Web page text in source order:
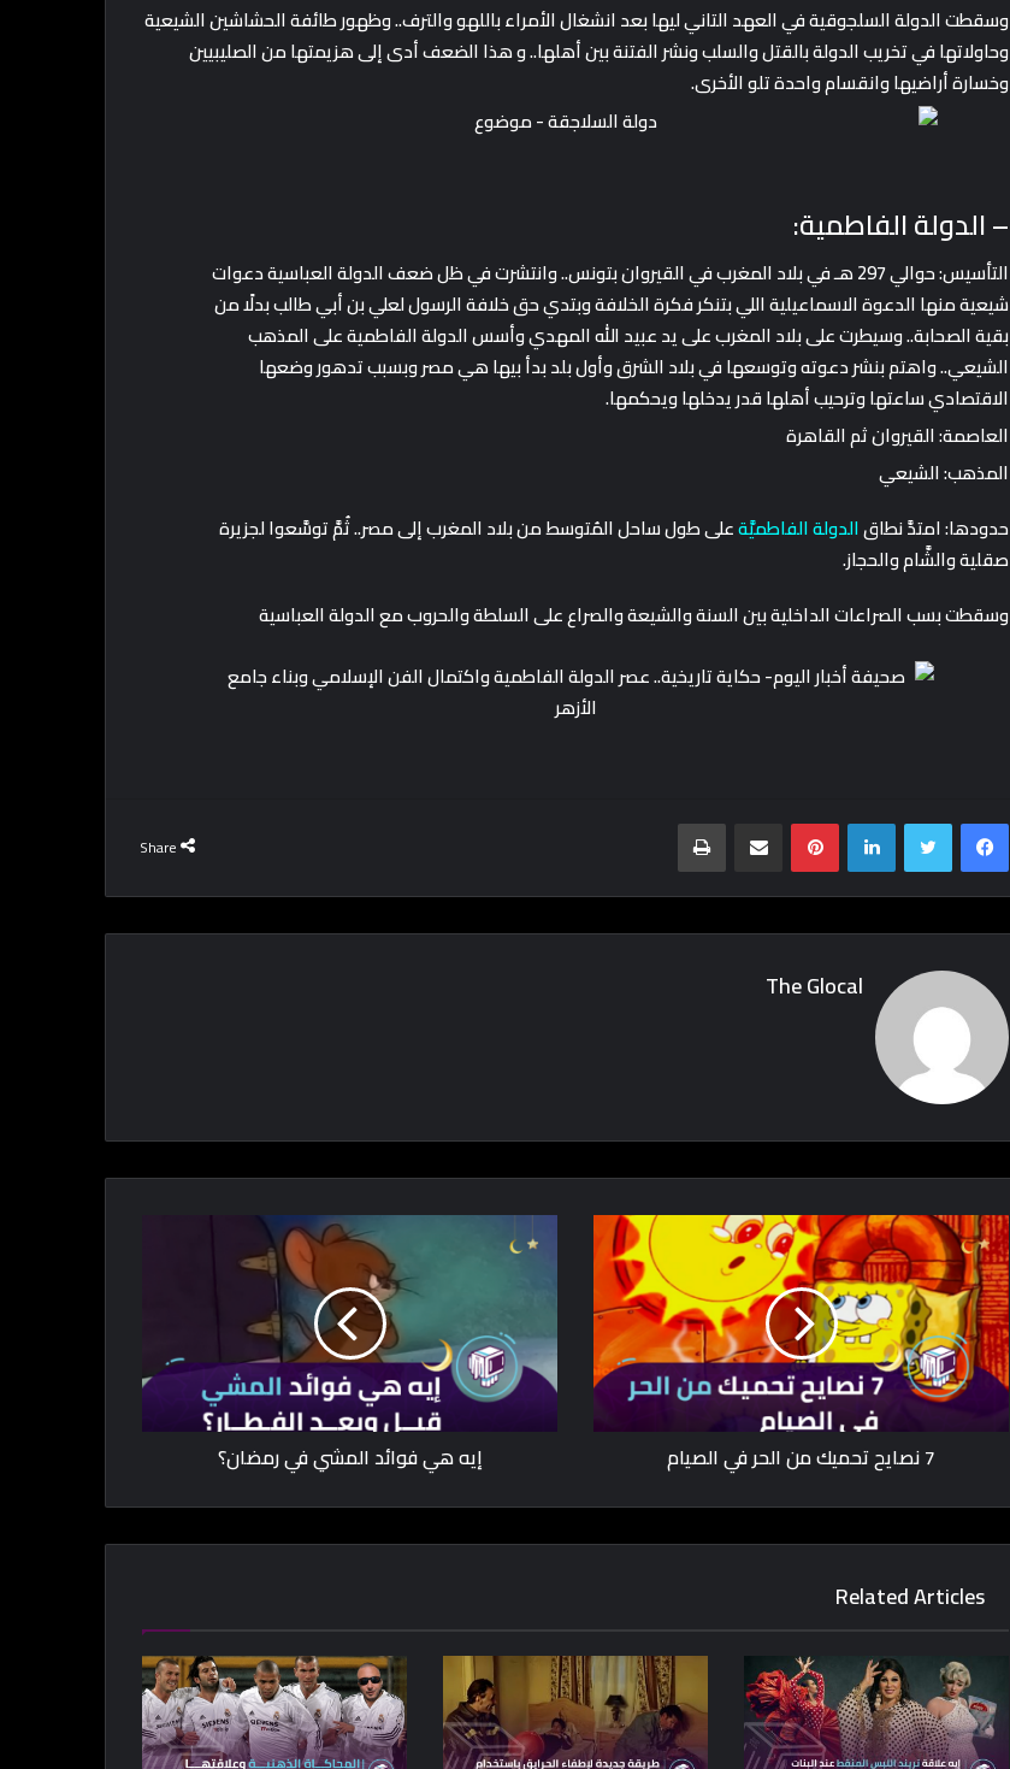
وسقطت الدولة السلجوقية في العهد التاني ليها بعد انشغال الأمراء باللهو والترف.. وظهور طائفة الحشاشين الشيعية
وحاولاتها في تخريب الدولة بالقتل والسلب ونشر الفتنة بين أهلها.. و هذا الضعف أدى إلى هزيمتها من الصليبيين
وخسارة أراضيها وانقسام واحدة تلو الأخرى.
– الدولة الفاطمية:
التأسيس: حوالي 297 هـ في بلاد المغرب في القيروان بتونس.. وانتشرت في ظل ضعف الدولة العباسية دعوات
شيعية منها الدعوة الاسماعيلية اللي بتنكر فكرة الخلافة وبتدي حق خلافة الرسول لعلي بن أبي طالب بدلًا من
بقية الصحابة.. وسيطرت على بلاد المغرب على يد عبيد الله المهدي وأسس الدولة الفاطمية على المذهب
الشيعي.. واهتم بنشر دعوته وتوسعها في بلاد الشرق وأول بلد بدأ بيها هي مصر وبسبب تدهور وضعها
الاقتصادي ساعتها وترحيب أهلها قدر يدخلها ويحكمها.
العاصمة: القيروان ثم القاهرة
المذهب: الشيعي
حدودها: امتدَّ نطاقالدولة الفاطميَّةعلى طول ساحل المُتوسط من بلاد المغرب إلى مصر.. ثُمَّ توسَّعوا لجزيرة
صقلية والشَّام والحجاز.
وسقطت بسب الصراعات الداخلية بين السنة والشيعة والصراع على السلطة والحروب مع الدولة العباسية
Share
Facebook
Twitter
LinkedIn
Pinterest
Print
The Glocal
إيه هي فوائد المشي في رمضان؟ 7 نصايح تحميك من الحر في الصيام
Related Articles